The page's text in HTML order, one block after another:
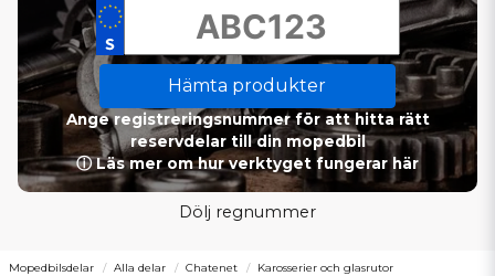
Hämta produkter
Ange registreringsnummer för att hitta rätt
reservdelar till din mopedbil
ⓘ Läs mer om hur verktyget fungerar här
Dölj regnummer
Mopedbilsdelar Alla delar Chatenet Karosserier och glasrutor